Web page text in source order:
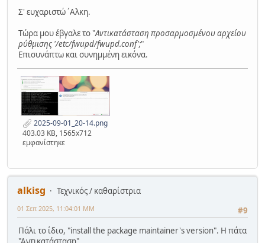
Σ' ευχαριστώ ´Aλκη.
Tώρα μου έβγαλε το "Aντικατάσταση προσαρμοσμένου αρχείου
ρύθμισης '/etc/fwupd/fwupd.conf';"
Eπισυνάπτω και συνημμένη εικόνα.
2025-09-01_20-14.png
403.03 KB, 1565x712
εμφανίστηκε
alkisg
Τεχνικός / καθαρίστρια
#9
01 Σεπ 2025, 11:04:01 ΜΜ
Πάλι το ίδιο, "install the package maintainer's version". Η πάτα